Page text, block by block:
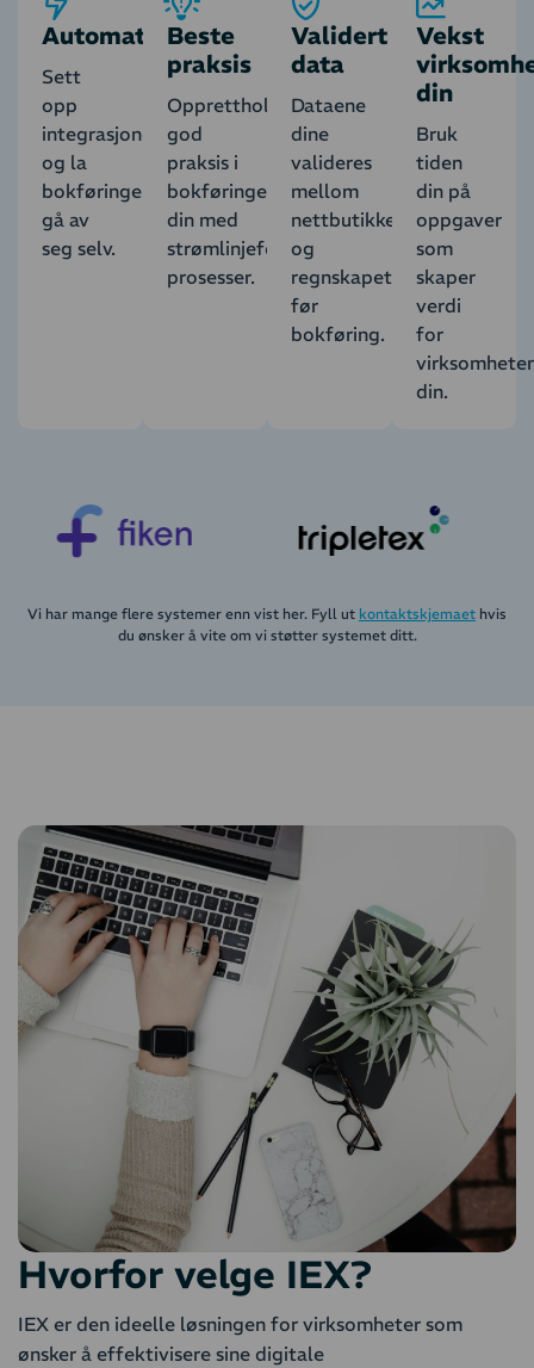
Automatisk
Sett
opp
integrasjonen
og la
bokføringen
gå av
seg selv.
Beste
praksis
Oppretthold
god
praksis i
bokføringen
din med
strømlinjeformede
prosesser.
Validert
data
Dataene
dine
valideres
mellom
nettbutikken
og
regnskapet
før
bokføring.
Vekst
din
Bruk
tiden
din på
oppgaver
som
skaper
verdi
for
din.
Vi har mange flere systemer enn vist her. Fyll ut kontaktskjemaet hvis
du ønsker å vite om vi støtter systemet ditt.
Hvorfor velge IEX?
IEX er den ideelle løsningen for virksomheter som
ønsker å effektivisere sine digitale